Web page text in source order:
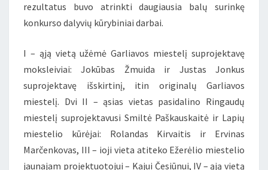
rezultatus buvo atrinkti daugiausia balų surinkę
konkurso dalyvių kūrybiniai darbai.
I – ąją vietą užėmė Garliavos miestelį suprojektavę
moksleiviai: Jokūbas Žmuida ir Justas Jonkus
suprojektavę išskirtinį, itin originalų Garliavos
miestelį. Dvi II – ąsias vietas pasidalino Ringaudų
miestelį suprojektavusi Smiltė Paškauskaitė ir Lapių
miestelio kūrėjai: Rolandas Kirvaitis ir Ervinas
Marčenkovas, III – ioji vieta atiteko Ežerėlio miestelio
jaunajam projektuotojui – Kajui Česiūnui, IV – ąją vietą